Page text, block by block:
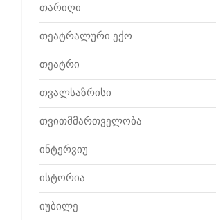
თარიღი
თეატრალური ექო
თეატრი
თვალსაზრისი
თვითმმართველობა
ინტერვიუ
ისტორია
იუბილე